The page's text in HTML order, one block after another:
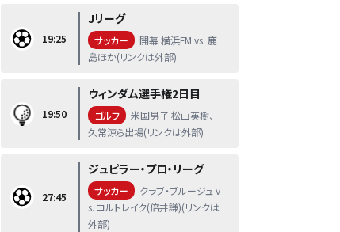
19:25
Jリーグ
サッカー
開幕 横浜FM vs. 鹿
島ほか(リンクは外部)
19:50
ウィンダム選手権2日目
ゴルフ
米国男子 松山英樹、
久常涼ら出場(リンクは外部)
27:45
ジュピラー・プロ・リーグ
サッカー
クラブ・ブルージュ v
s. コルトレイク(倍井謙)(リンクは
外部)